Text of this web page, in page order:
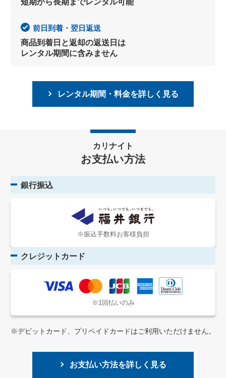
前日到着・翌日返送
商品到着日と返却の返送日は
レンタル期間に含みません
レンタル期間・料金を詳しく見る
カリナイト
お支払い方法
銀行振込
※振込手数料お客様負担
クレジットカード
※1回払いのみ
※デビットカード、プリペイドカードはご利用いただけません。
お支払い方法を詳しく見る